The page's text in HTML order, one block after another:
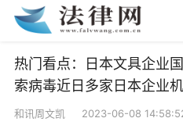
热门看点：日本文具企业
索病毒近日多家日本企业
和讯周文凯 2023-06-08